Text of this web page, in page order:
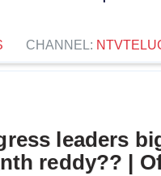
CHANNEL:
leaders
reddy?? |